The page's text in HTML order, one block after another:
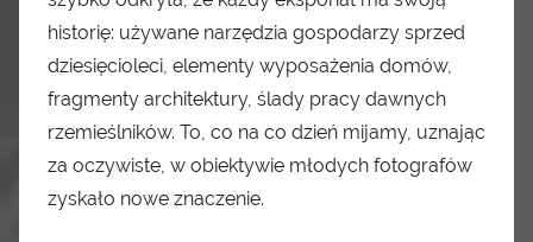
historię: używane narzędzia gospodarzy sprzed
dziesięcioleci, elementy wyposażenia domów,
fragmenty architektury, ślady pracy dawnych
rzemieślników. To, co na co dzień mijamy, uznając
za oczywiste, w obiektywie młodych fotografów
zyskało nowe znaczenie.